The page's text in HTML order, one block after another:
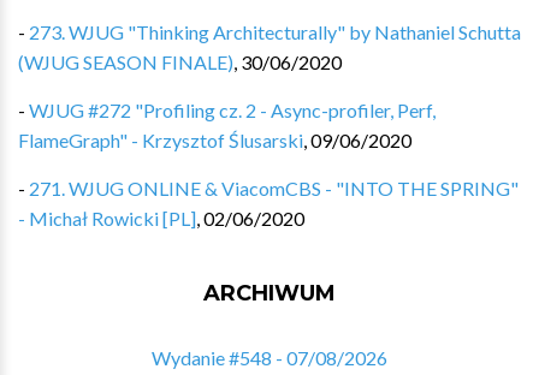
- 273. WJUG "Thinking Architecturally" by Nathaniel Schutta
(WJUG SEASON FINALE), 30/06/2020
- WJUG #272 "Profiling cz. 2 - Async-profiler, Perf,
FlameGraph" - Krzysztof Ślusarski,09/06/2020
- 271. WJUG ONLINE & ViacomCBS - "INTO THE SPRING"
- Michał Rowicki [PL],02/06/2020
ARCHIWUM
Wydanie #548 - 07/08/2026